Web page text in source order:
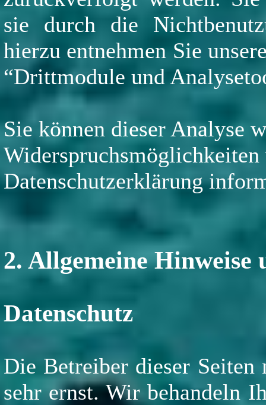
sie durch die
hierzu entnehmen Sie
“Drittmodule und
Sie können dieser Analyse
Datenschutzerklärung
2. Allgemeine
Datenschutz
Die Betreiber dieser Seiten
sehr ernst. Wir behandeln